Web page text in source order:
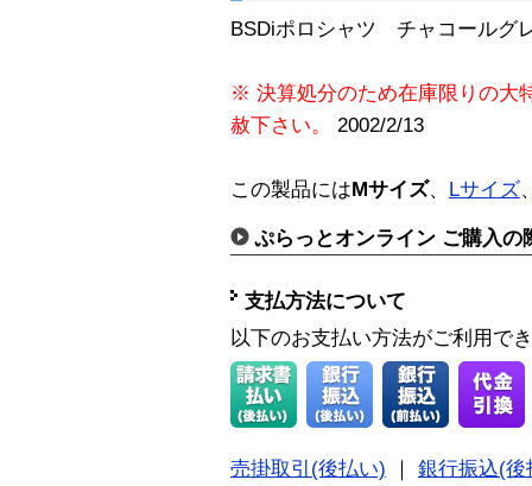
BSDiポロシャツ チャコールグ
※ 決算処分のため在庫限りの大
赦下さい。
2002/2/13
この製品にはMサイズ、 Lサイズ
ぷらっとオンライン ご購入の
支払方法について
以下のお支払い方法がご利用で
売掛取引(後払い)
銀行振込(後